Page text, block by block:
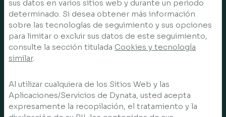
sus datos en varios sitios web y durante un periodo
determinado. Si desea obtener más información
sobre las tecnologías de seguimiento y sus opciones
para limitar o excluir sus datos de este seguimiento,
consulte la sección titulada Cookies y tecnología
similar.
Al utilizar cualquiera de los Sitios Web y las
Aplicaciones/Servicios de Dynata, usted acepta
expresamente la recopilación, el tratamiento y la